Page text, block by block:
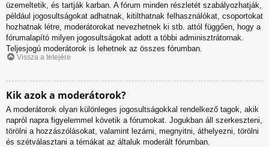
üzemeltetik, és tartják karban. A fórum minden részletét szabályozhatják,
például jogosultságokat adhatnak, kitilthatnak felhasználókat, csoportokat
hozhatnak létre, moderátorokat nevezhetnek ki stb. attól függően, hogy a
fórumalapító milyen jogosultságokat adott a többi adminisztrátornak.
Teljesjogú moderátorok is lehetnek az összes fórumban.
Vissza a tetejére
Kik azok a moderátorok?
A moderátorok olyan különleges jogosultságokkal rendelkező tagok, akik
napról napra figyelemmel követik a fórumokat. Jogukban áll szerkeszteni,
törölni a hozzászólásokat, valamint lezárni, megnyitni, áthelyezni, törölni
és szétválasztani a témákat az általuk moderált fórumban.